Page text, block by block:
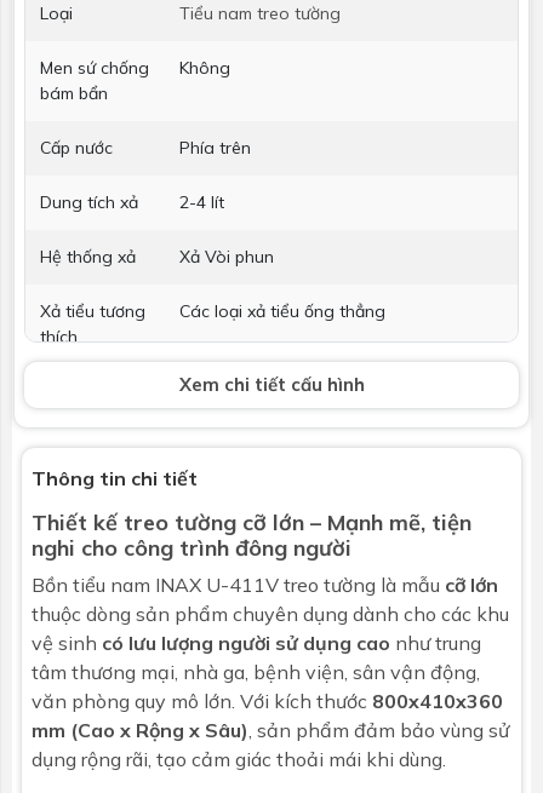
Loại Tiểu nam treo tường
Men sứ chống
bám bẩn
Không
Cấp nước Phía trên
Dung tích xả 2-4 lít
Hệ thống xả Xả Vòi phun
Xả tiểu tương
thích
Các loại xả tiểu ống thẳng
Không bao gồm
Phụ kiện kèm
theo
Phụ kiện lắp đặt. đã bao gồm gioăng nối
tường
Kích thước 410x360x800 mm
Bảo hành Nhấp để xem chính sách bảo hành
Xem chi tiết cấu hình
Thông tin chi tiết
Thiết kế treo tường cỡ lớn – Mạnh mẽ, tiện
nghi cho công trình đông người
Bồn tiểu nam INAX U-411V treo tường là mẫu cỡ lớn
thuộc dòng sản phẩm chuyên dụng dành cho các khu
vệ sinh có lưu lượng người sử dụng cao như trung
tâm thương mại, nhà ga, bệnh viện, sân vận động,
văn phòng quy mô lớn. Với kích thước 800x410x360
mm (Cao x Rộng x Sâu) , sản phẩm đảm bảo vùng sử
dụng rộng rãi, tạo cảm giác thoải mái khi dùng.